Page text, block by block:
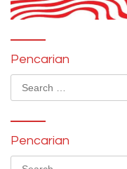
Pencarian
Pencarian